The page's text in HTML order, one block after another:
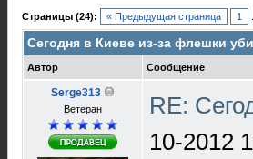
Страницы (24): « Предыдущая страница 1
Сегодня в Киеве из-за флешки
Автор Сообщение
Serge313
Ветеран
RE:
10-2012